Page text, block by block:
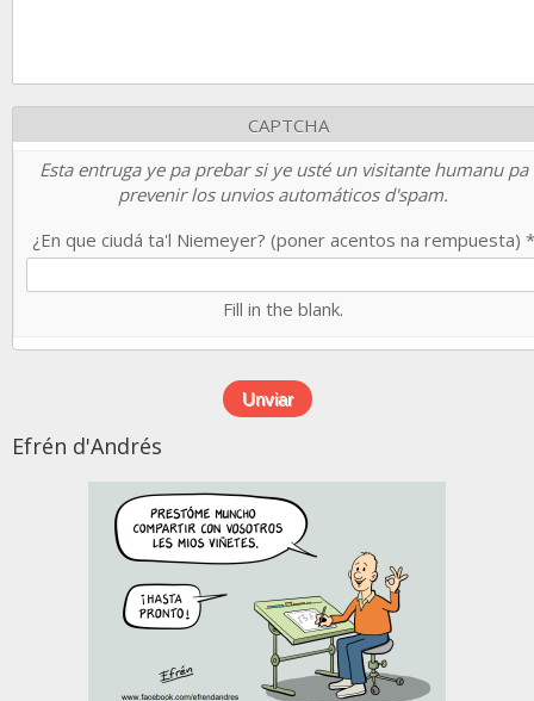
CAPTCHA
Esta entruga ye pa prebar si ye usté un visitante humanu pa
prevenir los unvios automáticos d'spam.
¿En que ciudá ta'l Niemeyer? (poner acentos na rempuesta) *
Fill in the blank.
Efrén d'Andrés